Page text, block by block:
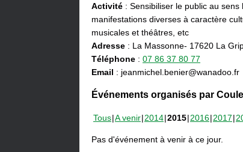
Activité : Sensibiliser le public au
manifestations diverses à caractère
musicales et théâtres, etc
Adresse : La Massonne- 17620 La
Téléphone : 07 86 37 80 77
Email : jeanmichel.benier@wanadoo.fr
Événements organisés par
Tous A venir 2014 2015 2016 2017
Pas d'événement à venir à ce jour.